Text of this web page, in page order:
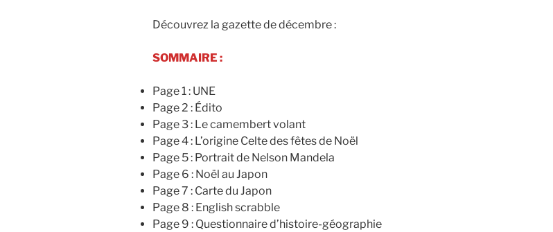
Découvrez la gazette de décembre :
SOMMAIRE :
Page 1 : UNE
Page 2 : Édito
Page 3 : Le camembert volant
Page 4 : L’origine Celte des fêtes de Noël
Page 5 : Portrait de Nelson Mandela
Page 6 : Noël au Japon
Page 7 : Carte du Japon
Page 8 : English scrabble
Page 9 : Questionnaire d’histoire-géographie